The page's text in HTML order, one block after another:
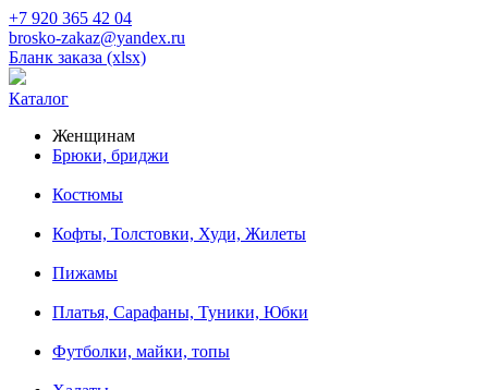
+7 920 365 42 04
brosko-zakaz@yandex.ru
Бланк заказа (xlsx)
Каталог
Женщинам
Брюки, бриджи
Костюмы
Кофты, Толстовки, Худи, Жилеты
Пижамы
Платья, Сарафаны, Туники, Юбки
Футболки, майки, топы